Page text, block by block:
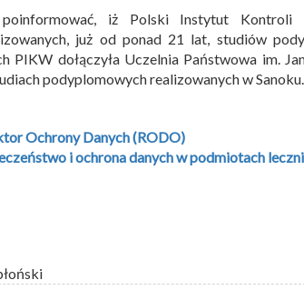
iż Polski Instytut Kontroli
już od ponad 21 lat, studiów
PIKW dołączyła Uczelnia Państwowa im.
podyplomowych realizowanych w Sanoku.
Ochrony Danych (RODO)
i ochrona danych w podmiotach